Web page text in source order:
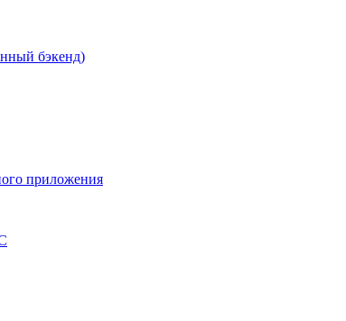
бэкенд)
приложения